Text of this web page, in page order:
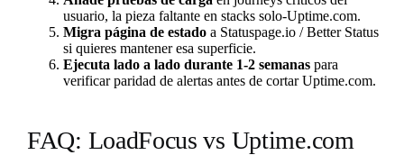
usuario, la pieza faltante en stacks solo-Uptime.com.
Migra página de estado a Statuspage.io / Better Status
si quieres mantener esa superficie.
Ejecuta lado a lado durante 1-2 semanas para
verificar paridad de alertas antes de cortar Uptime.com.
FAQ: LoadFocus vs Uptime.com